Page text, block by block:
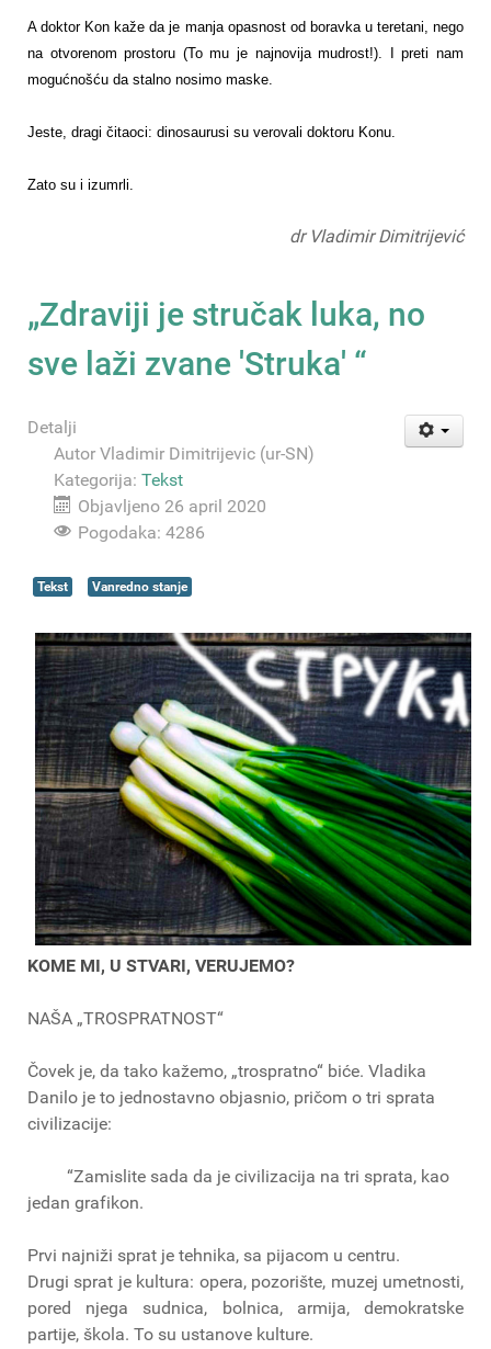
A doktor Kon kaže da je manja opasnost od boravka u teretani, nego
na otvorenom prostoru (To mu je najnovija mudrost!). I preti nam
mogućnošću da stalno nosimo maske.
Jeste, dragi čitaoci: dinosaurusi su verovali doktoru Konu.
Zato su i izumrli.
dr Vladimir Dimitrijević
„Zdraviji je stručak luka, no
sve laži zvane 'Struka' “
Detalji
Autor Vladimir Dimitrijevic (ur-SN)
Kategorija: Tekst
Objavljeno 26 april 2020
Pogodaka: 4286
Tekst Vanredno stanje
KOME MI, U STVARI, VERUJEMO?
NAŠA „TROSPRATNOST“
Čovek je, da tako kažemo, „trospratno“ biće. Vladika
Danilo je to jednostavno objasnio, pričom o tri sprata
civilizacije:
“Zamislite sada da je civilizacija na tri sprata, kao
jedan grafikon.
Prvi najniži sprat je tehnika, sa pijacom u centru.
Drugi sprat je kultura: opera, pozorište, muzej umetnosti,
pored njega sudnica, bolnica, armija, demokratske
partije, škola. To su ustanove kulture.